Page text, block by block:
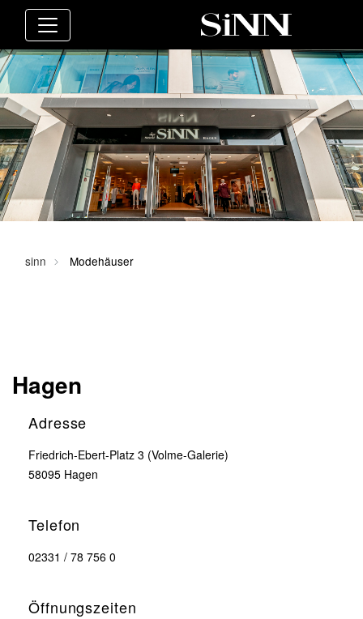
sinn Modehäuser
Hagen
Adresse
Friedrich-Ebert-Platz 3 (Volme-Galerie)
58095 Hagen
Telefon
02331 / 78 756 0
Öffnungszeiten